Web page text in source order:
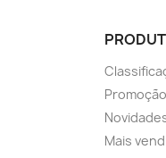
Promoção
Mais